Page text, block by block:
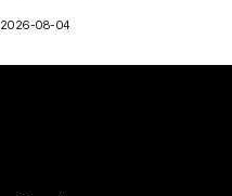
2026-08-04